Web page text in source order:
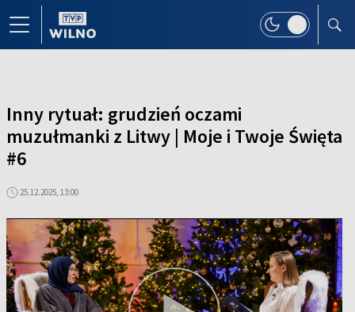
Inny rytuał: grudzień oczami
muzułmanki z Litwy | Moje i Twoje Święta
#6
25.12.2025, 13:00